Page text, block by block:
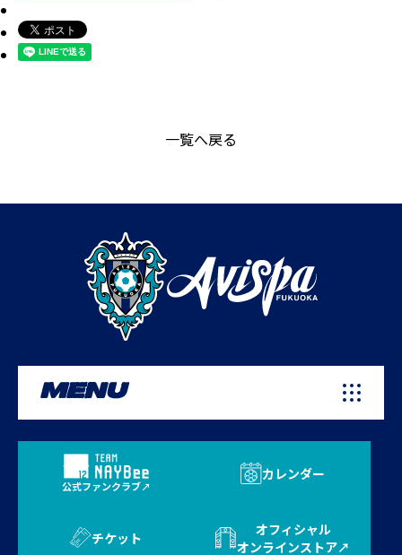
一覧へ戻る
MENU
公式ファンクラブ
カレンダー
チケット
オフィシャル
オンラインストア